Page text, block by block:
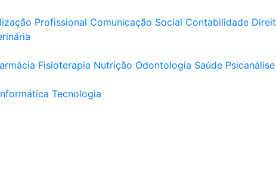
Profissional Comunicação Social Contabilidade
Fisioterapia Nutrição Odontologia Saúde Psicanálise
Tecnologia